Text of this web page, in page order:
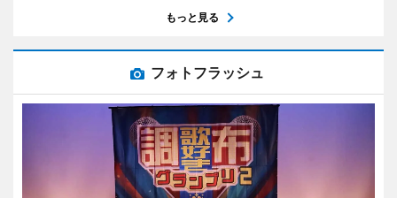
もっと見る
フォトフラッシュ